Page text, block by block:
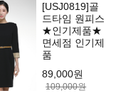
[USJ0819]골
드타임 원피스
★인기제품★
면세점 인기제
품
89,000원
109,000원